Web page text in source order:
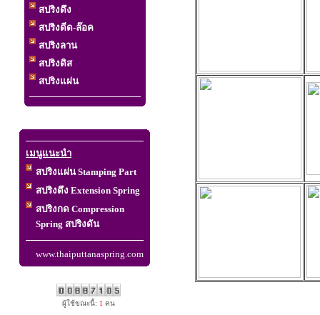
สปริงดึง
สปริงดีด-ล๊อค
สปริงลาน
สปริงดิส
สปริงแผ่น
เมนูแนะนำ
สปริงแผ่น Stamping Part
สปริงดึง Extension Spring
สปริงกด Compression
Spring สปริงดัน
www.thaiputtanaspring.com
ผู้ใช้ขณะนี้: 1 คน